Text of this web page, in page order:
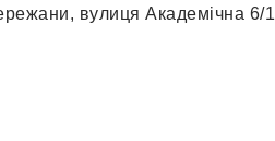
вулиця Академічна 6/1